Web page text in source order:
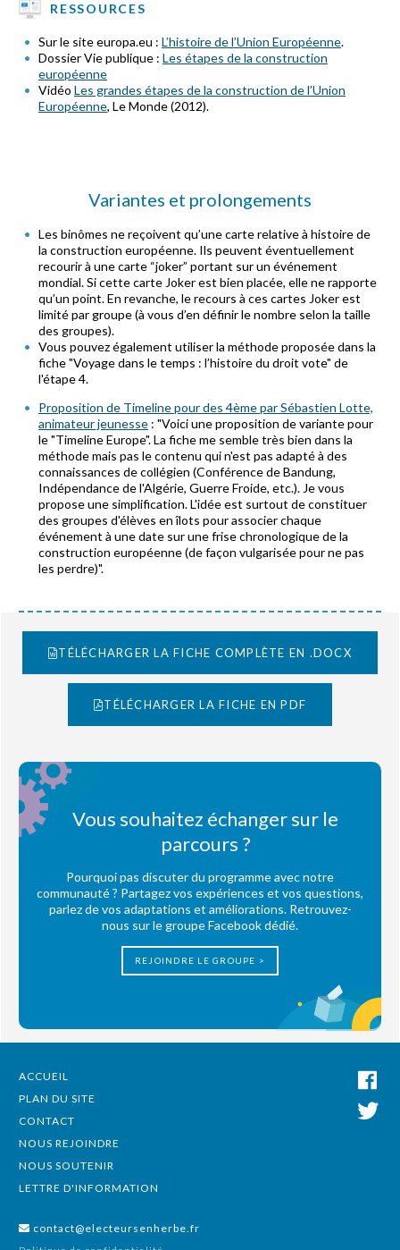
RESSOURCES
Sur le site europa.eu : L’histoire de l’Union Européenne.
Dossier Vie publique : Les étapes de la construction
européenne
Vidéo Les grandes étapes de la construction de l’Union
Européenne, Le Monde (2012).
Variantes et prolongements
Les binômes ne reçoivent qu’une carte relative à histoire de
la construction européenne. Ils peuvent éventuellement
recourir à une carte “joker” portant sur un événement
mondial. Si cette carte Joker est bien placée, elle ne rapporte
qu’un point. En revanche, le recours à ces cartes Joker est
limité par groupe (à vous d’en définir le nombre selon la taille
des groupes).
Vous pouvez également utiliser la méthode proposée dans la
fiche "Voyage dans le temps : l’histoire du droit vote" de
l'étape 4.
Proposition de Timeline pour des 4ème par Sébastien Lotte,
animateur jeunesse : "Voici une proposition de variante pour
le "Timeline Europe". La fiche me semble très bien dans la
méthode mais pas le contenu qui n'est pas adapté à des
connaissances de collégien (Conférence de Bandung,
Indépendance de l'Algérie, Guerre Froide, etc.). Je vous
propose une simplification. L'idée est surtout de constituer
des groupes d'élèves en îlots pour associer chaque
événement à une date sur une frise chronologique de la
construction européenne (de façon vulgarisée pour ne pas
les perdre)".
TÉLÉCHARGER LA FICHE COMPLÈTE EN .DOCX
TÉLÉCHARGER LA FICHE EN PDF
Vous souhaitez échanger sur le
parcours ?
Pourquoi pas discuter du programme avec notre
communauté ? Partagez vos expériences et vos questions,
parlez de vos adaptations et améliorations. Retrouvez-
nous sur le groupe Facebook dédié.
REJOINDRE LE GROUPE >
ACCUEIL
PLAN DU SITE
CONTACT
NOUS REJOINDRE
NOUS SOUTENIR
LETTRE D'INFORMATION
contact@electeursenherbe.fr